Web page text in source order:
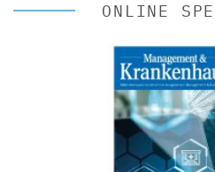
ONLINE